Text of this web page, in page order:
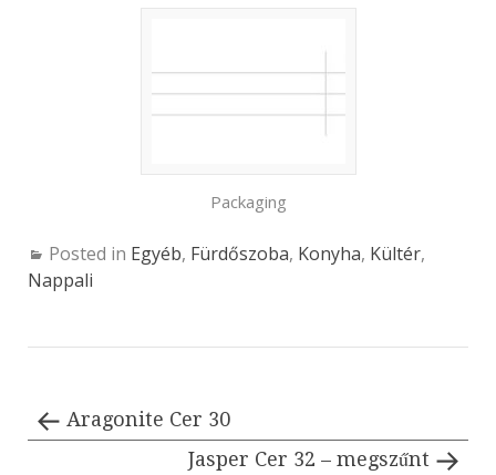
Packaging
Posted in Egyéb, Fürdőszoba, Konyha, Kültér,
Nappali
Aragonite Cer 30
Jasper Cer 32 – megszűnt